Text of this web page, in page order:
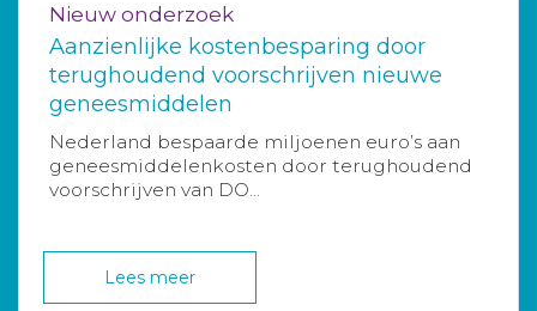
Nieuw onderzoek
Aanzienlijke kostenbesparing door
terughoudend voorschrijven nieuwe
geneesmiddelen
Nederland bespaarde miljoenen euro’s aan
geneesmiddelenkosten door terughoudend
voorschrijven van DO...
Lees meer